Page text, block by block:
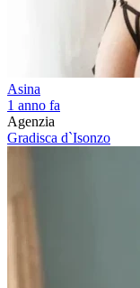
Asina
1 anno fa
Agenzia
Gradisca d`Isonzo